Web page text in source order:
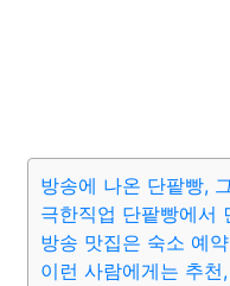
방송에 나온 단팥빵,
극한직업 단팥빵에서
방송 맛집은 숙소 예
이런 사람에게는 추